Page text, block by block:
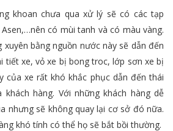
khoan chưa qua xử lý sẽ có các tạp
có mùi tanh và có màu vàng.
bằng nguồn nước này sẽ dẫn đến
tiết xe, vỏ xe bị bong troc, lớp sơn xe bị
của xe rất khó khắc phục dẫn đến thái
hàng. Với những khách hàng dễ
nhưng sẽ không quay lại cơ sở đó nữa.
khó tính có thể họ sẽ bắt bồi thường.